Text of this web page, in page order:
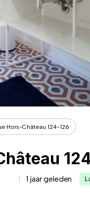
Hors-Château 124-126
1 jaar geleden